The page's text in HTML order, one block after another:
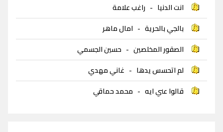
انت الدنيا - راغب علامة
بالجي بالحرية - امال ماهر
الصقور المخلصين - حسين الجسمي
لم اتحسس يدها - غاني مهدي
قالوا عني ايه - محمد حماقي